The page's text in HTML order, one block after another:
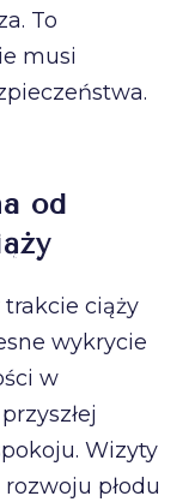
To
musi
od
ciąży
wykrycie
w
Wizyty
płodu